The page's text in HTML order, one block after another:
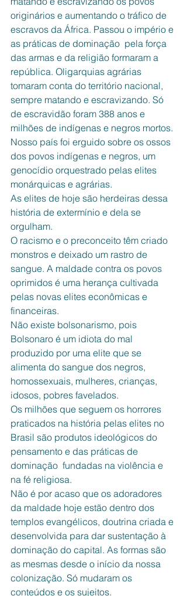
originários e aumentando o tráfico de
escravos da África. Passou o império e
as práticas de dominação  pela força
das armas e da religião formaram a
república. Oligarquias agrárias
tomaram conta do território nacional,
sempre matando e escravizando. Só
de escravidão foram 388 anos e
milhões de indígenas e negros mortos.
Nosso país foi erguido sobre os ossos
dos povos indígenas e negros, um
genocídio orquestrado pelas elites
monárquicas e agrárias.
As elites de hoje são herdeiras dessa
história de extermínio e dela se
orgulham.
O racismo e o preconceito têm criado
monstros e deixado um rastro de
sangue. A maldade contra os povos
oprimidos é uma herança cultivada
pelas novas elites econômicas e
financeiras.
Não existe bolsonarismo, pois
Bolsonaro é um idiota do mal
produzido por uma elite que se
alimenta do sangue dos negros,
homossexuais, mulheres, crianças,
idosos, pobres favelados.
Os milhões que seguem os horrores
praticados na história pelas elites no
Brasil são produtos ideológicos do
pensamento e das práticas de
dominação  fundadas na violência e
na fé religiosa.
Não é por acaso que os adoradores
da maldade hoje estão dentro dos
templos evangélicos, doutrina criada e
desenvolvida para dar sustentação à
dominação do capital. As formas são
as mesmas desde o início da nossa
colonização. Só mudaram os
conteúdos e os sujeitos.